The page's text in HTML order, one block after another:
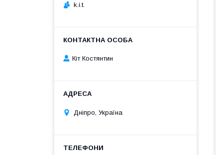
k.i.t.
Кіт Костянтин
Дніпро, Україна